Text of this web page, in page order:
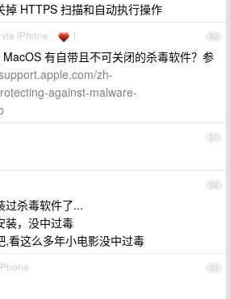
掉 HTTPS 扫描和自动执行操作
50
iPhone 1
有自带且不可关闭的杀毒软件？参
zh-
against-malware-
51
52
过杀毒软件了...
装，没中过毒
,看这么多年小电影没中过毒
53